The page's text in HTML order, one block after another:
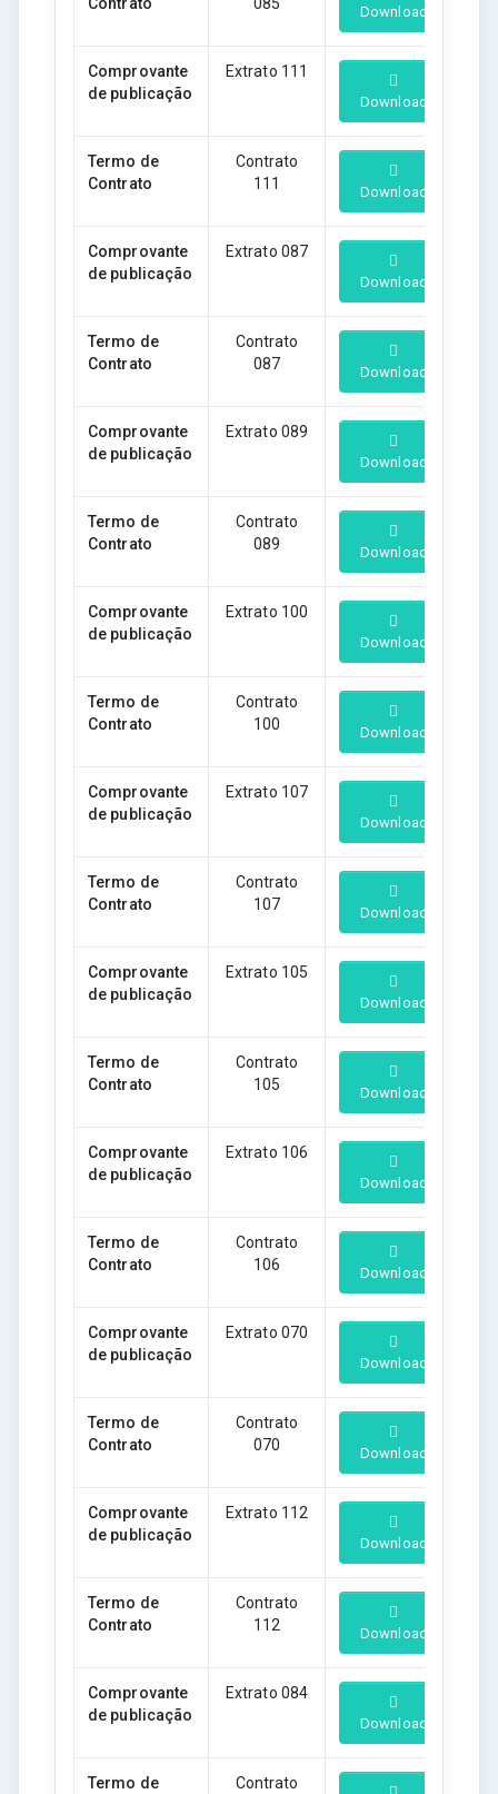
Download
Comprovante
de publicação
Extrato 111
Download
Termo de
Contrato
Contrato
111
Download
Comprovante
de publicação
Extrato 087
Download
Termo de
Contrato
Contrato
087
Download
Comprovante
de publicação
Extrato 089
Download
Termo de
Contrato
Contrato
089
Download
Comprovante
de publicação
Extrato 100
Download
Termo de
Contrato
Contrato
100
Download
Comprovante
de publicação
Extrato 107
Download
Termo de
Contrato
Contrato
107
Download
Comprovante
de publicação
Extrato 105
Download
Termo de
Contrato
Contrato
105
Download
Comprovante
de publicação
Extrato 106
Download
Termo de
Contrato
Contrato
106
Download
Comprovante
de publicação
Extrato 070
Download
Termo de
Contrato
Contrato
070
Download
Comprovante
de publicação
Extrato 112
Download
Termo de
Contrato
Contrato
112
Download
Comprovante
de publicação
Extrato 084
Download
Termo de
Contrato